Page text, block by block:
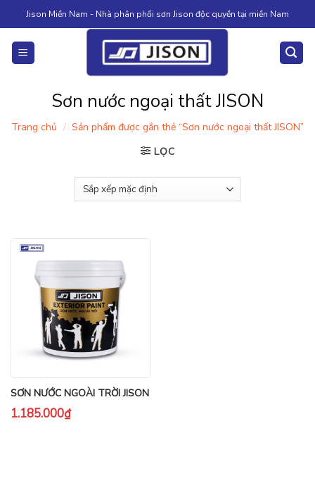
to
content
Jison Miền Nam - Nhà phân phối sơn Jison độc quyền tại miền Nam
Sơn nước ngoại thất JISON
Trang chủ / Sản phẩm được gắn thẻ “Sơn nước ngoại thất JISON”
LỌC
SƠN NƯỚC NGOÀI TRỜI JISON
1.185.000₫